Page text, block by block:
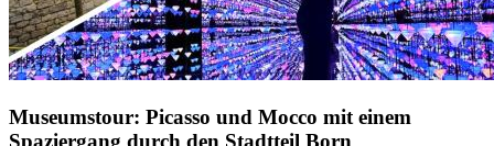
Museumstour: Picasso und Mocco mit einem
Spaziergang durch den Stadtteil Born